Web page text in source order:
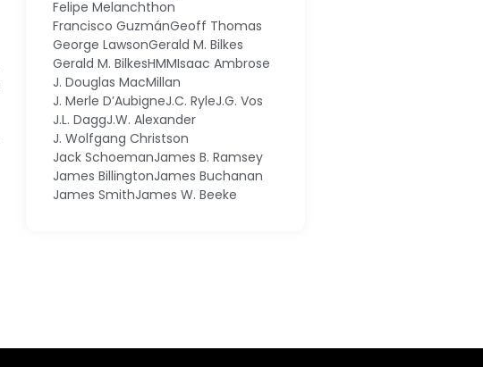
Felipe Melanchthon
Francisco GuzmánGeoff Thomas
George LawsonGerald M. Bilkes
Gerald M. BilkesHMMIsaac Ambrose
J. Douglas MacMillan
J. Merle D’AubigneJ.C. RyleJ.G. Vos
J.L. DaggJ.W. Alexander
J. Wolfgang Christson
Jack SchoemanJames B. Ramsey
James BillingtonJames Buchanan
James SmithJames W. Beeke